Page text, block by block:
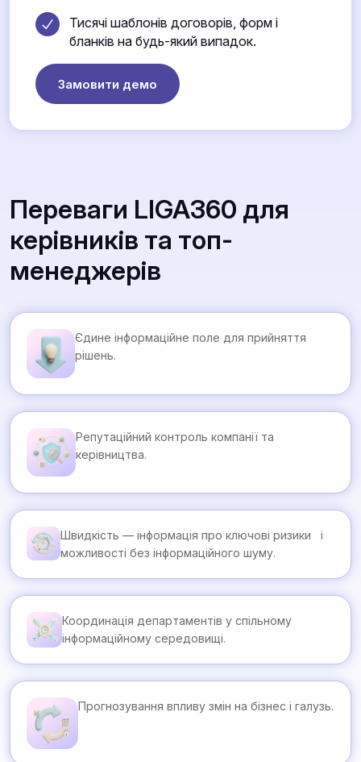
Тисячі шаблонів договорів, форм і
бланків на будь-який випадок.
Замовити демо
Переваги LIGA360 для
керівників та топ-
менеджерів
Єдине інформаційне поле для прийняття
рішень.
Репутаційний контроль компанії та
керівництва.
Швидкість — інформація про ключові ризики і
можливості без інформаційного шуму.
Координація департаментів у спільному
інформаційному середовищі.
Прогнозування впливу змін на бізнес і галузь.